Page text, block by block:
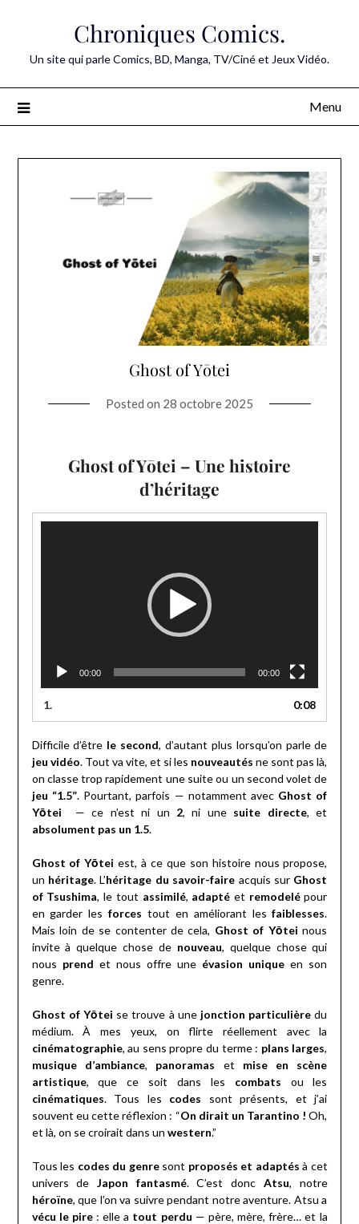
Chroniques Comics.
Un site qui parle Comics, BD, Manga, TV/Ciné et Jeux Vidéo.
Menu
Ghost of Yōtei
Posted on 28 octobre 2025
Ghost of Yōtei – Une histoire
d’héritage
00:00 00:00
1. 0:08
Difficile d’être le second, d’autant plus lorsqu’on parle de
jeu vidéo. Tout va vite, et si les nouveautés ne sont pas là,
on classe trop rapidement une suite ou un second volet de
jeu “1.5”. Pourtant, parfois — notamment avec Ghost of
Yōtei — ce n’est ni un 2, ni une suite directe, et
absolument pas un 1.5.
Ghost of Yōtei est, à ce que son histoire nous propose,
un héritage. L’héritage du savoir-faire acquis sur Ghost
of Tsushima, le tout assimilé, adapté et remodelépour
en garder lesforces tout en améliorant lesfaiblesses.
Mais loin de se contenter de cela, Ghost of Yōtei nous
invite à quelque chose de nouveau, quelque chose qui
nous prend et nous offre une évasion unique en son
genre.
Ghost of Yōtei se trouve à une jonction particulière du
médium. À mes yeux, on flirte réellement avec la
cinématographie, au sens propre du terme : plans larges,
musique d’ambiance, panoramas et mise en scène
artistique, que ce soit dans les combats ou les
cinématiques. Tous les codes sont présents, et j’ai
souvent eu cette réflexion : “On dirait un Tarantino ! Oh,
et là, on se croirait dans un western.”
Tous les codes du genresont proposés et adaptés à cet
univers de Japon fantasmé. C’est donc Atsu, notre
héroïne, que l’on va suivre pendant notre aventure. Atsu a
vécu le pire: elle a tout perdu — père, mère, frère… et la